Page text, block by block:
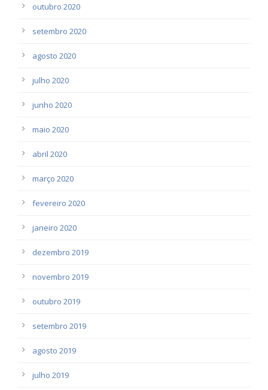
outubro 2020
setembro 2020
agosto 2020
julho 2020
junho 2020
maio 2020
abril 2020
março 2020
fevereiro 2020
janeiro 2020
dezembro 2019
novembro 2019
outubro 2019
setembro 2019
agosto 2019
julho 2019